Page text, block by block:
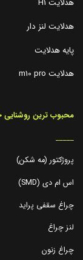
هدلایت H1
هدلایت لنز دار
پایه هدلایت
هدلایت m10 pro
محبوب ترین روشنایی
_____
پروژکتور (مه شکن)
اس ام دی (SMD)
چراغ سقفی پراید
لنز چراغ
چراغ زنون